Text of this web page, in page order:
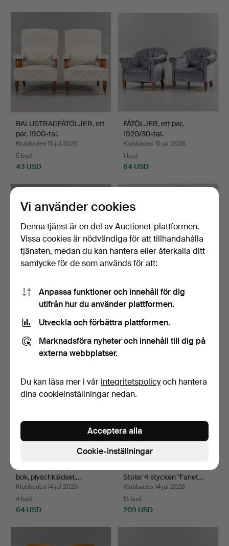
BALUSTRADFÅTÖLJER, ett
par, 1900-tal.
Klubbades 15 jul 2026
5 bud
43 USD
FÅTÖLJER, ett par,
1920/30-tal.
Klubbades 15 jul 2026
1 bud
64 USD
STOL, Rokoko, 1700-talets
andra hälft.
1 bud
22 USD
BÖRGE LINDAU. Stol, trä
och metall, "Spart…
17 bud
101 USD
bok, plyschklädsel,…
Klubbades 14 jul 2026
4 bud
64 USD
Stolar 4 stycken "Fanet…
Klubbades 14 jul 2026
13 bud
209 USD
Vi använder cookies
Denna tjänst är en del av Auctionet-plattformen.
Vissa cookies är nödvändiga för att tillhandahålla
tjänsten, medan du kan hantera eller återkalla ditt
samtycke för de som används för att:
Anpassa funktioner och innehåll för dig
utifrån hur du använder plattformen.
Utveckla och förbättra plattformen.
Marknadsföra nyheter och innehåll till dig på
externa webbplatser.
Du kan läsa mer i vår integritetspolicyoch hantera
dina cookieinställningar nedan.
Cookie-inställningar
Acceptera alla